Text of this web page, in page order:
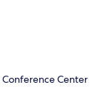
Center